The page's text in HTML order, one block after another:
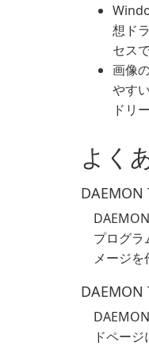
想ド
セス
画像
やす
ドリ
よく
DAEMON
プログラ
メージを
DAEMON
ドペー